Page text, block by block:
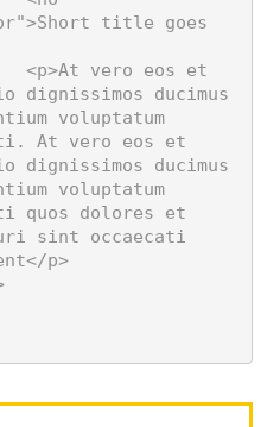
title goes
dignissimos ducimus
voluptatum
At vero eos et
dignissimos ducimus
voluptatum
quos dolores et
sint occaecati
p>